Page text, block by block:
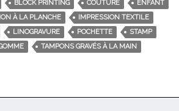
BLOCK PRINTING COUTURE
ENFANT
À LA PLANCHE
IMPRESSION TEXTILE
LINOGRAVURE POCHETTE
STAMP
TAMPONS GRAVÉS À LA MAIN